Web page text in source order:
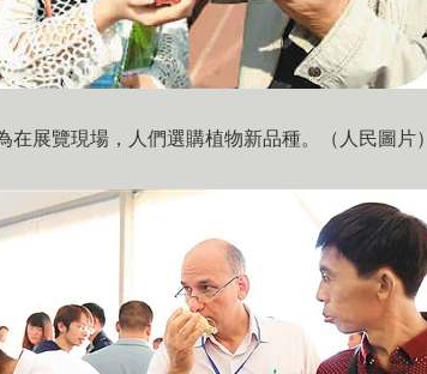
在展覽現場，人們選購植物新品種。（人民圖片）